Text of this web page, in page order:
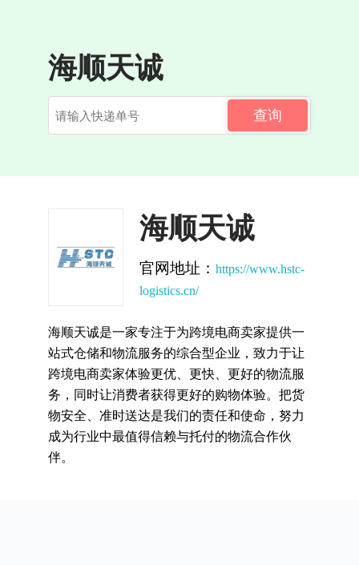
海顺天诚
查询
海顺天诚
官网地址： https://www.hstc-
logistics.cn/
海顺天诚是一家专注于为跨境电商卖家提供一
站式仓储和物流服务的综合型企业，致力于让
跨境电商卖家体验更优、更快、更好的物流服
务，同时让消费者获得更好的购物体验。把货
物安全、准时送达是我们的责任和使命，努力
成为行业中最值得信赖与托付的物流合作伙
伴。